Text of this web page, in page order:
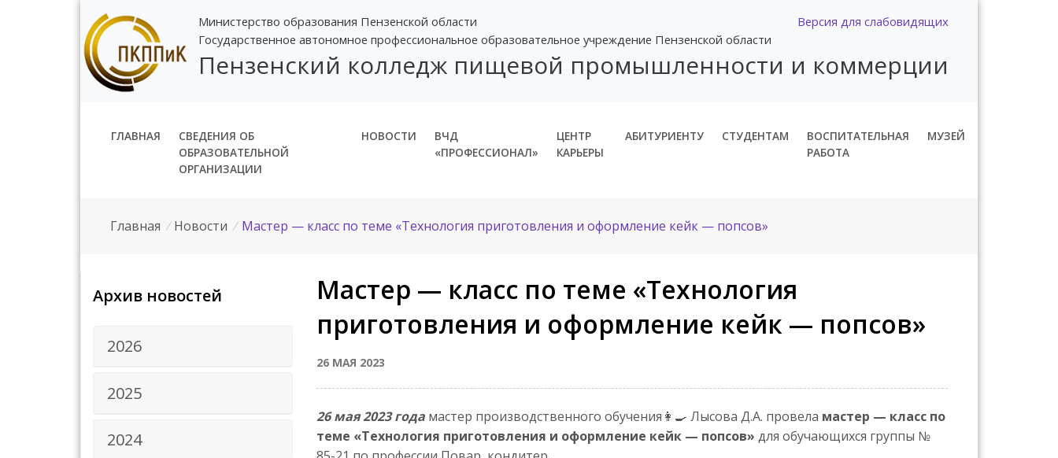
Версия для слабовидящих
Министерство образования Пензенской области
Государственное автономное профессиональное образовательное учреждение Пензенской области
Пензенский колледж пищевой промышленности и коммерции
ГЛАВНАЯ
СВЕДЕНИЯ ОБ
ОБРАЗОВАТЕЛЬНОЙ
ОРГАНИЗАЦИИ
НОВОСТИ
ВЧД
«ПРОФЕССИОНАЛ»
ЦЕНТР
КАРЬЕРЫ
АБИТУРИЕНТУ СТУДЕНТАМ
ВОСПИТАТЕЛЬНАЯ
РАБОТА
МУЗЕЙ
Главная / Новости / Мастер — класс по теме «Технология приготовления и оформление кейк — попсов»
Архив новостей
2026
2025
2024
Мастер — класс по теме «Технология
приготовления и оформление кейк — попсов»
26 МАЯ 2023
26 мая 2023 года мастер производственного обучения👩‍🍳 Лысова Д.А. провела мастер — класс по
теме «Технология приготовления и оформление кейк — попсов» для обучающихся группы №